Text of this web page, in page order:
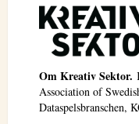
Om Kreativ Sektor.
Association of
Dataspelsbranschen,